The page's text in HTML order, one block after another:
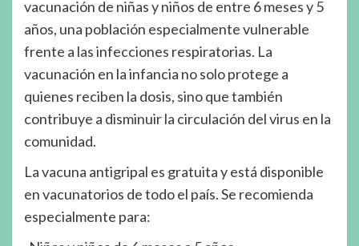
vacunación de niñas y niños de entre 6 meses y 5
años, una población especialmente vulnerable
frente a las infecciones respiratorias. La
vacunación en la infancia no solo protege a
quienes reciben la dosis, sino que también
contribuye a disminuir la circulación del virus en la
comunidad.
La vacuna antigripal es gratuita y está disponible
en vacunatorios de todo el país. Se recomienda
especialmente para: